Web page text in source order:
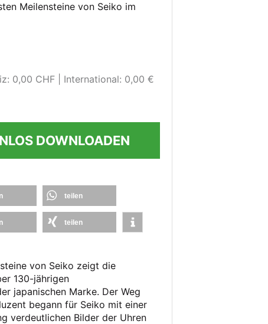
Meilensteine von Seiko im
0,00 CHF International: 0,00 €
DOWNLOADEN
teilen
teilen
von Seiko zeigt die
130-jährigen
japanischen Marke. Der Weg
begann für Seiko mit einer
verdeutlichen Bilder der Uhren